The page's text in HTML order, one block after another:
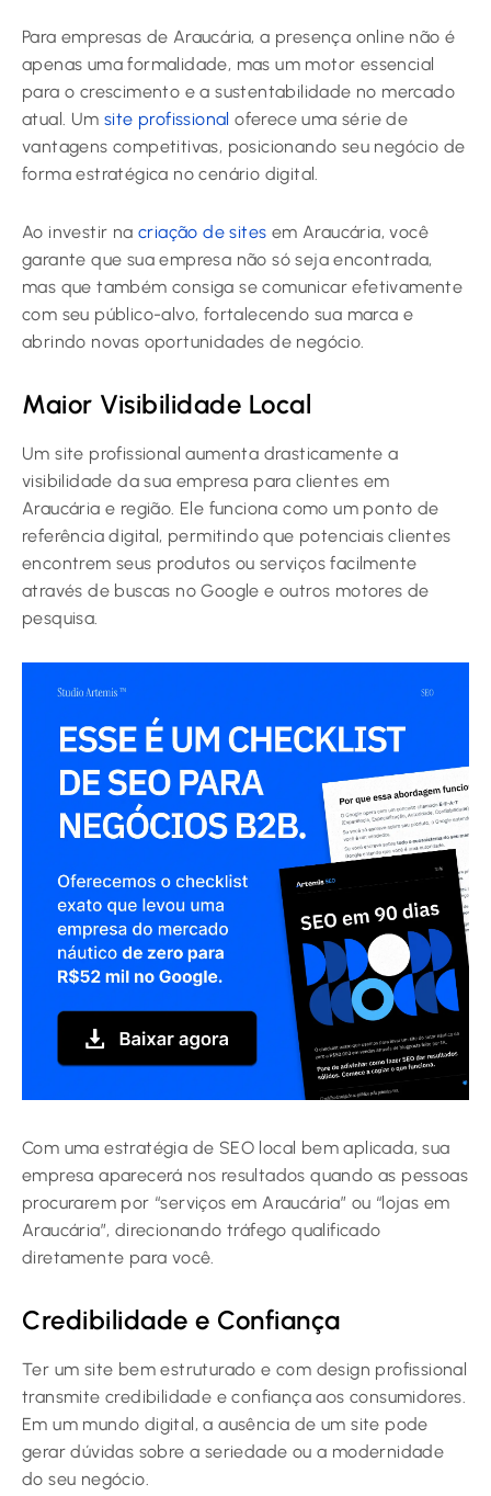
Para empresas de Araucária, a presença online não é
apenas uma formalidade, mas um motor essencial
para o crescimento e a sustentabilidade no mercado
atual. Umsite profissional oferece uma série de
vantagens competitivas, posicionando seu negócio de
forma estratégica no cenário digital.
Ao investir nacriação de sites em Araucária, você
garante que sua empresa não só seja encontrada,
mas que também consiga se comunicar efetivamente
com seu público-alvo, fortalecendo sua marca e
abrindo novas oportunidades de negócio.
Maior Visibilidade Local
Um site profissional aumenta drasticamente a
visibilidade da sua empresa para clientes em
Araucária e região. Ele funciona como um ponto de
referência digital, permitindo que potenciais clientes
encontrem seus produtos ou serviços facilmente
através de buscas no Google e outros motores de
pesquisa.
Com uma estratégia de SEO local bem aplicada, sua
empresa aparecerá nos resultados quando as pessoas
procurarem por “serviços em Araucária” ou “lojas em
Araucária”, direcionando tráfego qualificado
diretamente para você.
Credibilidade e Confiança
Ter um site bem estruturado e com design profissional
transmite credibilidade e confiança aos consumidores.
Em um mundo digital, a ausência de um site pode
gerar dúvidas sobre a seriedade ou a modernidade
do seu negócio.